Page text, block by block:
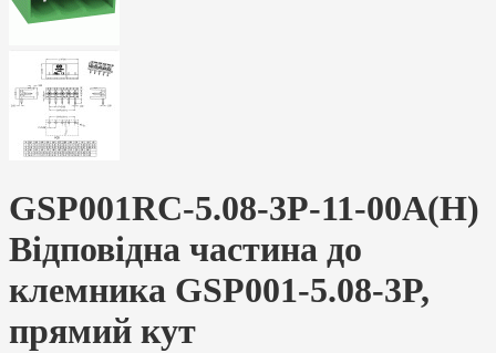
GSP001RC-5.08-3P-11-00A(H)
Відповідна частина до
клемника GSP001-5.08-3P,
прямий кут